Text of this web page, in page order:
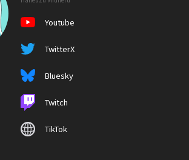
Youtube
TwitterX
Bluesky
Twitch
TikTok